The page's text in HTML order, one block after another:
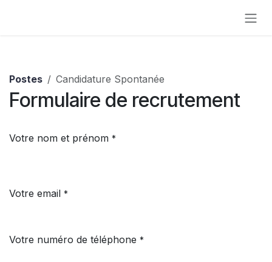
Postes Candidature Spontanée
Formulaire de recrutement
Votre nom et prénom *
Votre email *
Votre numéro de téléphone *